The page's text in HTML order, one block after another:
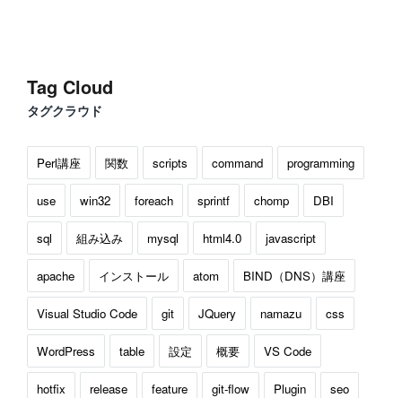
Tag Cloud
タグクラウド
Perl講座 関数 scripts command programming
use win32 foreach sprintf chomp DBI
sql 組み込み mysql html4.0 javascript
apache インストール atom BIND（DNS）講座
Visual Studio Code git JQuery namazu css
WordPress table 設定 概要 VS Code
hotfix release feature git-flow Plugin seo